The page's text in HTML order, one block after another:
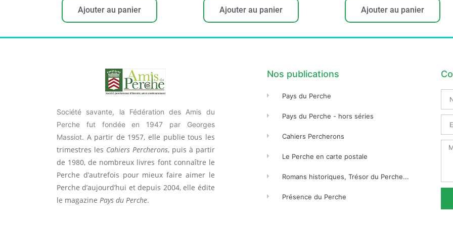
Ajouter au panier Ajouter au panier Ajouter au panier
Société savante, la Fédération des Amis du
Perche fut fondée en 1947 par Georges
Massiot. A partir de 1957, elle publie tous les
trimestres les Cahiers Percherons, puis à partir
de 1980, de nombreux livres font connaître le
Perche d’autrefois pour mieux faire aimer le
Perche d’aujourd’hui et depuis 2004, elle édite
le magazine Pays du Perche.
Nos publications
Pays du Perche
Pays du Perche - hors séries
Cahiers Percherons
Le Perche en carte postale
Romans historiques, Trésor du Perche...
Présence du Perche